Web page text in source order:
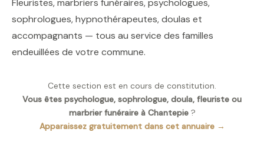
Fleuristes, marbriers funéraires, psychologues,
sophrologues, hypnothérapeutes, doulas et
accompagnants — tous au service des familles
endeuillées de votre commune.
Cette section est en cours de constitution.
Vous êtes psychologue, sophrologue, doula, fleuriste ou
marbrier funéraire à Chantepie?
Apparaissez gratuitement dans cet annuaire →